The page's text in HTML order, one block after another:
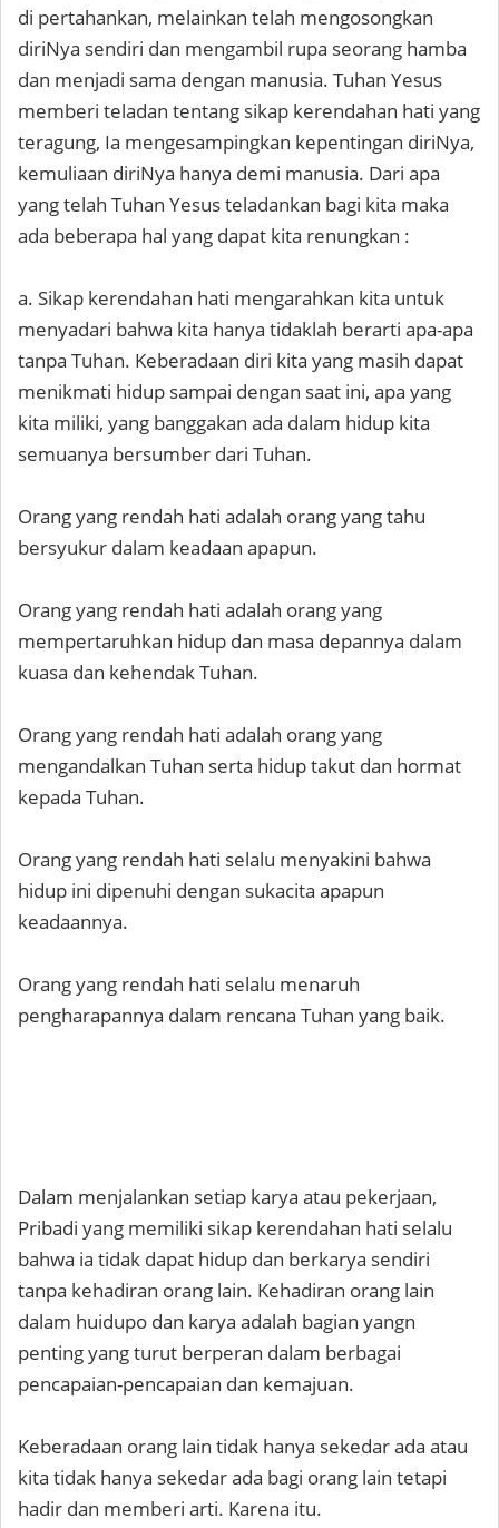
di pertahankan, melainkan telah mengosongkan
diriNya sendiri dan mengambil rupa seorang hamba
dan menjadi sama dengan manusia. Tuhan Yesus
memberi teladan tentang sikap kerendahan hati yang
teragung, Ia mengesampingkan kepentingan diriNya,
kemuliaan diriNya hanya demi manusia. Dari apa
yang telah Tuhan Yesus teladankan bagi kita maka
ada beberapa hal yang dapat kita renungkan :
a. Sikap kerendahan hati mengarahkan kita untuk
menyadari bahwa kita hanya tidaklah berarti apa-apa
tanpa Tuhan. Keberadaan diri kita yang masih dapat
menikmati hidup sampai dengan saat ini, apa yang
kita miliki, yang banggakan ada dalam hidup kita
semuanya bersumber dari Tuhan.
Orang yang rendah hati adalah orang yang tahu
bersyukur dalam keadaan apapun.
Orang yang rendah hati adalah orang yang
mempertaruhkan hidup dan masa depannya dalam
kuasa dan kehendak Tuhan.
Orang yang rendah hati adalah orang yang
mengandalkan Tuhan serta hidup takut dan hormat
kepada Tuhan.
Orang yang rendah hati selalu menyakini bahwa
hidup ini dipenuhi dengan sukacita apapun
keadaannya.
Orang yang rendah hati selalu menaruh
pengharapannya dalam rencana Tuhan yang baik.
​​​​​​​Dalam menjalankan setiap karya atau pekerjaan,
Pribadi yang memiliki sikap kerendahan hati selalu
bahwa ia tidak dapat hidup dan berkarya sendiri
tanpa kehadiran orang lain. Kehadiran orang lain
dalam huidupo dan karya adalah bagian yangn
penting yang turut berperan dalam berbagai
pencapaian-pencapaian dan kemajuan.
Keberadaan orang lain tidak hanya sekedar ada atau
kita tidak hanya sekedar ada bagi orang lain tetapi
hadir dan memberi arti. Karena itu.